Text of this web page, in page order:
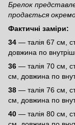
Брелок
продається
Фактичні заміри:
34 — талія 67 см,
довжина по
36 — талія 70 см,
см, довжина по
38 — талія 76 см,
см, довжина по
40 — талія 80 см,